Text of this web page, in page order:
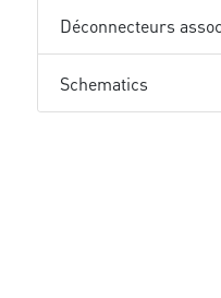
Déconnecteurs
Schematics